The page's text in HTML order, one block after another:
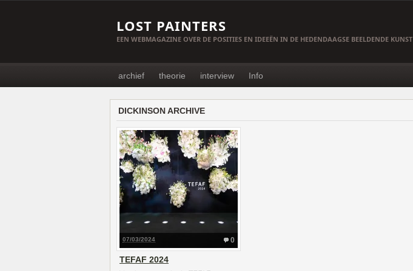
LOST PAINTERS
EEN WEBMAGAZINE OVER DE POSITIES EN IDEEËN IN DE HEDENDAAGSE BEELDENDE KUNST
archief theorie interview Info
DICKINSON ARCHIVE
0
07/03/2024
TEFAF 2024